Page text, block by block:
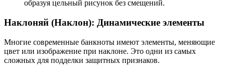
образуя цельный рисунок без смещений.
Наклоняй (Наклон): Динамические элементы
Многие современные банкноты имеют элементы, меняющие
цвет или изображение при наклоне. Это одни из самых
сложных для подделки защитных признаков.